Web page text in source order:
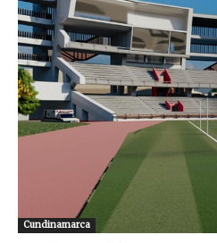
Cundinamarca